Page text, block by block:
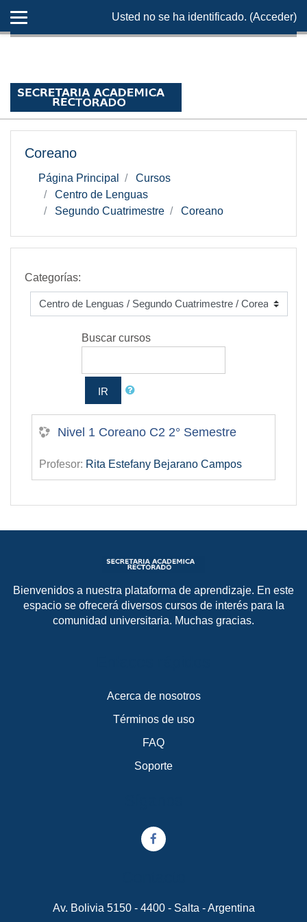
Usted no se ha identificado. (Acceder)
Coreano
Página Principal
Cursos
Centro de Lenguas
Segundo Cuatrimestre
Coreano
Categorías:
Buscar cursos
IR
Nivel 1 Coreano C2 2° Semestre
Profesor: Rita Estefany Bejarano Campos
Bienvenidos a nuestra plataforma de aprendizaje. En este
espacio se ofrecerá diversos cursos de interés para la
comunidad universitaria. Muchas gracias.
Acerca de nosotros
Términos de uso
FAQ
Soporte
Av. Bolivia 5150 - 4400 - Salta - Argentina